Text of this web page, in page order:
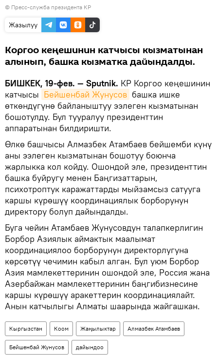
© Пресс-служба президента КР
Жазылуу
Коргоо кеңешинин катчысы кызматынан
алынып, башка кызматка дайындалды.
БИШКЕК, 19-фев. — Sputnik. КР Коргоо кеңешинин
катчысы Бейшенбай Жунусов башка ишке
өткөндүгүнө байланыштуу ээлеген кызматынан
бошотулду. Бул тууралуу президенттин
аппаратынан билдиришти.
Өлкө башчысы Алмазбек Атамбаев бейшемби күнү
аны ээлеген кызматынан бошотуу боюнча
жарлыкка кол койду. Ошондой эле, президенттин
башка буйругу менен Баңгизаттарын,
психотроптук каражаттарды мыйзамсыз сатууга
каршы күрөшүү координациялык борборунун
директору болуп дайындалды.
Буга чейин Атамбаев Жунусовдун талапкерлигин
Борбор Азиялык аймактык маалымат
координациялоо борборунун директорлугуна
көрсөтүү чечимин кабыл алган. Бул уюм Борбор
Азия мамлекеттеринин ошондой эле, Россия жана
Азербайжан мамлекеттеринин баңгибизнесине
каршы күрөшүү аракеттерин координациялайт.
Анын катчылыгы Алматы шаарында жайгашкан.
Кыргызстан Коом Жаңылыктар Алмазбек Атамбаев
Бейшенбай Жунусов дайындоо